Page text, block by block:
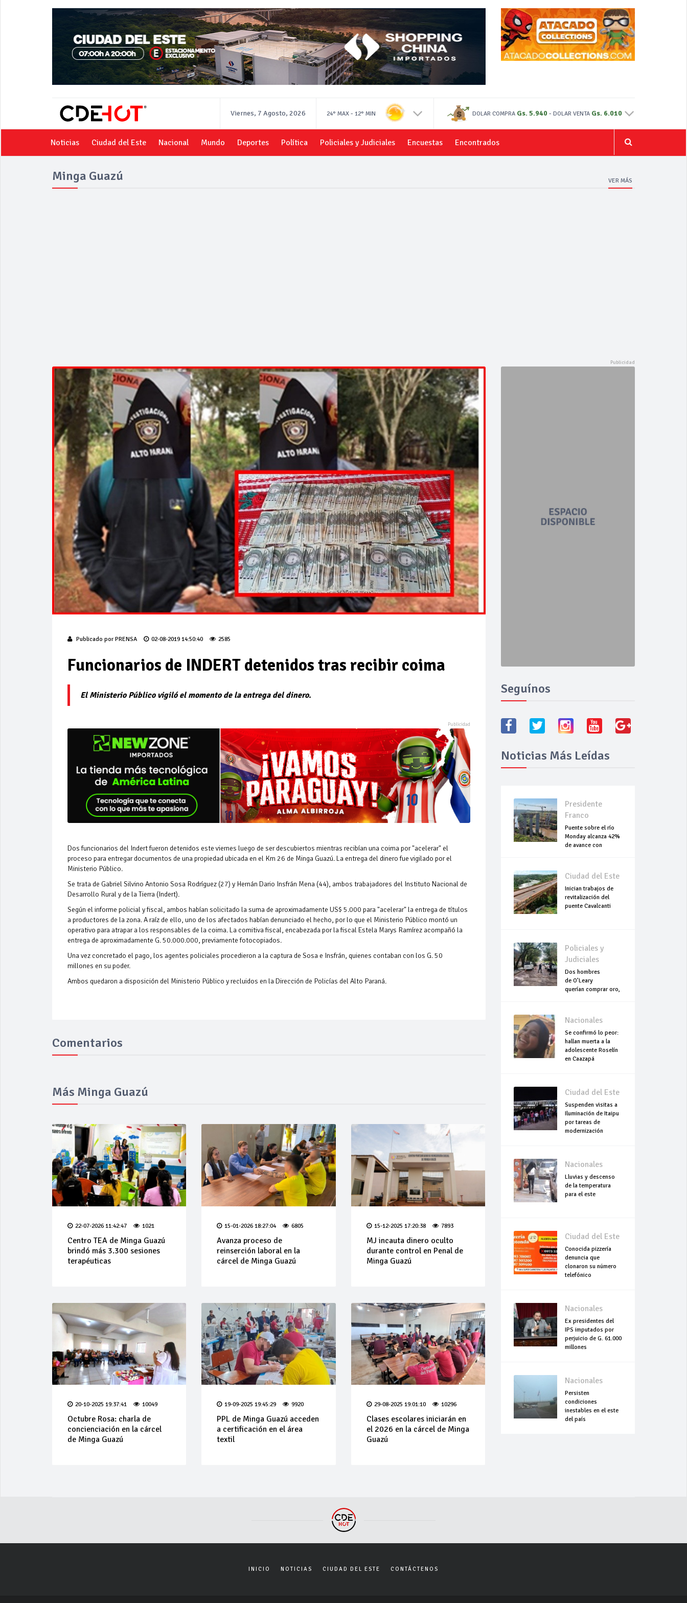
Viernes, 7 Agosto, 2026 24° MAX - 12° MIN DOLAR COMPRA Gs. 5.940 - DOLAR VENTA Gs. 6.010
Noticias Ciudad del Este Nacional Mundo Deportes Política Policiales y Judiciales Encuestas Encontrados
Minga Guazú VER MÁS
Publicado por PRENSA 02-08-2019 14:50:40 2585
Funcionarios de INDERT detenidos tras recibir coima
El Ministerio Público vigiló el momento de la entrega del dinero.
Dos funcionarios del Indert fueron detenidos este viernes luego de ser descubiertos mientras recibían una coima por "acelerar" el
proceso para entregar documentos de una propiedad ubicada en el Km 26 de Minga Guazú. La entrega del dinero fue vigilado por el
Ministerio Público.
Se trata de Gabriel Silvino Antonio Sosa Rodríguez (27) y Hernán Dario Insfrán Mena (44), ambos trabajadores del Instituto Nacional de
Desarrollo Rural y de la Tierra (Indert).
Según el informe policial y fiscal, ambos habían solicitado la suma de aproximadamente US$ 5.000 para "acelerar" la entrega de títulos
a productores de la zona. A raíz de ello, uno de los afectados habían denunciado el hecho, por lo que el Ministerio Público montó un
operativo para atrapar a los responsables de la coima. La comitiva fiscal, encabezada por la fiscal Estela Marys Ramírez acompañó la
entrega de aproximadamente G. 50.000.000, previamente fotocopiados.
Una vez concretado el pago, los agentes policiales procedieron a la captura de Sosa e Insfrán, quienes contaban con los G. 50
millones en su poder.
Ambos quedaron a disposición del Ministerio Público y recluidos en la Dirección de Policías del Alto Paraná.
Comentarios
Más Minga Guazú
22-07-2026 11:42:47 1021
Centro TEA de Minga Guazú
brindó más 3.300 sesiones
terapéuticas
15-01-2026 18:27:04 6805
Avanza proceso de
reinserción laboral en la
cárcel de Minga Guazú
15-12-2025 17:20:38 7893
MJ incauta dinero oculto
durante control en Penal de
Minga Guazú
20-10-2025 19:37:41 10049
Octubre Rosa: charla de
concienciación en la cárcel
de Minga Guazú
19-09-2025 19:45:29 9920
PPL de Minga Guazú acceden
a certificación en el área
textil
29-08-2025 19:01:10 10296
Clases escolares iniciarán en
el 2026 en la cárcel de Minga
Guazú
Seguínos
Noticias Más Leídas
Presidente
Franco
Puente sobre el río
Monday alcanza 42%
de avance con
Ciudad del Este
Inician trabajos de
revitalización del
puente Cavalcanti
Policiales y
Judiciales
Dos hombres
de O’Leary
querían comprar oro,
Nacionales
Se confirmó lo peor:
hallan muerta a la
adolescente Roselín
en Caazapá
Ciudad del Este
Suspenden visitas a
Iluminación de Itaipu
por tareas de
modernización
Nacionales
Lluvias y descenso
de la temperatura
para el este
Ciudad del Este
Conocida pizzería
denuncia que
clonaron su número
telefónico
Nacionales
Ex presidentes del
IPS imputados por
perjuicio de G. 61.000
millones
Nacionales
Persisten
condiciones
inestables en el este
del país
INICIO NOTICIAS CIUDAD DEL ESTE CONTÁCTENOS